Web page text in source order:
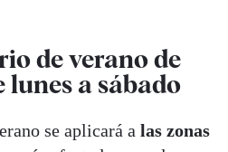
de verano de
a sábado
se aplicará a las zonas